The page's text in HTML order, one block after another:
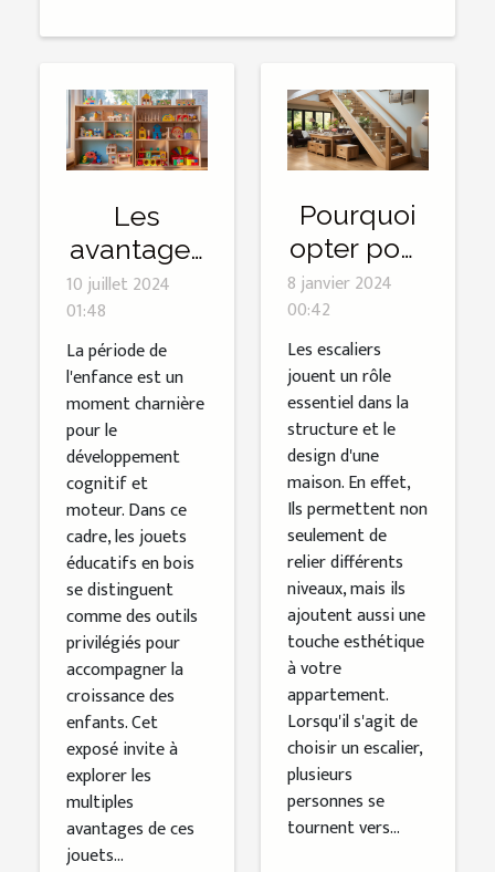
Les
avantages
des jouets
éducatifs
en bois
pour
enfants
10 juillet 2024
01:48
La période de
l'enfance est un
moment charnière
pour le
développement
cognitif et
moteur. Dans ce
cadre, les jouets
éducatifs en bois
se distinguent
comme des outils
privilégiés pour
accompagner la
croissance des
enfants. Cet
exposé invite à
explorer les
multiples
avantages de ces
jouets...
Pourquoi
opter pour
la
fabrication
des
escaliers
sur
mesure ?
8 janvier 2024
00:42
Les escaliers
jouent un rôle
essentiel dans la
structure et le
design d'une
maison. En effet,
Ils permettent non
seulement de
relier différents
niveaux, mais ils
ajoutent aussi une
touche esthétique
à votre
appartement.
Lorsqu'il s'agit de
choisir un escalier,
plusieurs
personnes se
tournent vers...